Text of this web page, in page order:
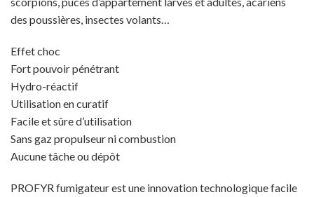
des poussières, insectes volants…
Effet choc
Fort pouvoir pénétrant
Hydro-réactif
Utilisation en curatif
Facile et sûre d’utilisation
Sans gaz propulseur ni combustion
Aucune tâche ou dépôt
PROFYR fumigateur est une innovation technologique facile